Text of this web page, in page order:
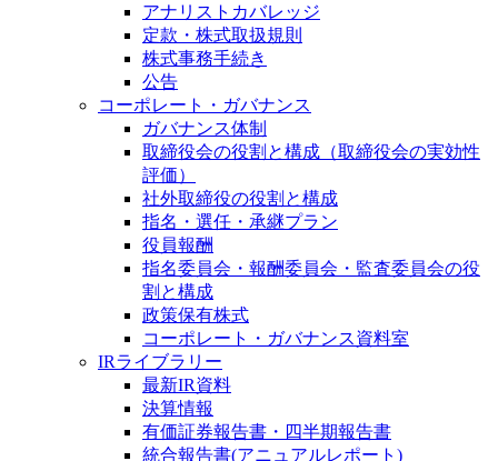
アナリストカバレッジ
定款・株式取扱規則
株式事務手続き
公告
コーポレート・ガバナンス
ガバナンス体制
取締役会の役割と構成（取締役会の実効性
評価）
社外取締役の役割と構成
指名・選任・承継プラン
役員報酬
指名委員会・報酬委員会・監査委員会の役
割と構成
政策保有株式
コーポレート・ガバナンス資料室
IRライブラリー
最新IR資料
決算情報
有価証券報告書・四半期報告書
統合報告書(アニュアルレポート)